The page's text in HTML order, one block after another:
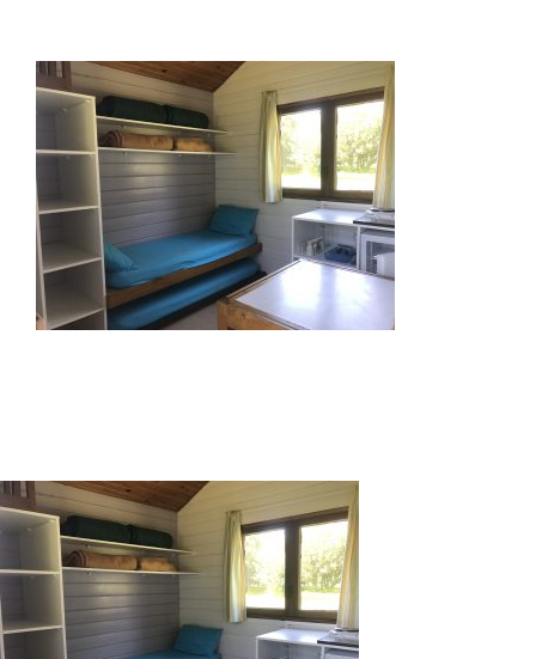
Hébergements
Galerie photos
Réservations
Contact
Langue :